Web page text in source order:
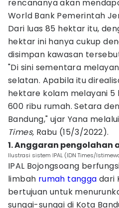
rencananya akan
World Bank Pemerintah
Dari luas 85 hektar itu,
hektar ini hanya cukup
disimpan kawasan
"Di sini sementara
selatan. Apabila itu
hektare kolam melayani
600 ribu rumah. Setara
Bandung," ujar Yana
Times, Rabu (15/3/2022).
1. Anggaran pengolahan
Ilustrasi sistem IPAL (IDN Times/
IPAL Bojongsoang
limbah rumah tangga dari
bertujuan untuk
sungai-sungai di Kota